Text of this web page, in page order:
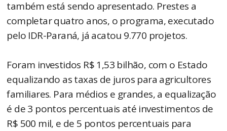
também está sendo apresentado. Prestes a
completar quatro anos, o programa, executado
pelo IDR-Paraná, já acatou 9.770 projetos.
Foram investidos R$ 1,53 bilhão, com o Estado
equalizando as taxas de juros para agricultores
familiares. Para médios e grandes, a equalização
é de 3 pontos percentuais até investimentos de
R$ 500 mil, e de 5 pontos percentuais para